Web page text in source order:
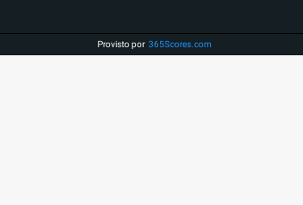
Provisto por 365Scores.com